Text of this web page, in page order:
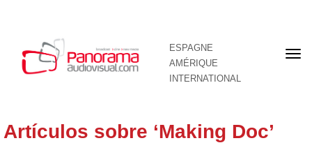
ESPAGNE
AMÉRIQUE
INTERNATIONAL
Artículos sobre ‘Making Doc’